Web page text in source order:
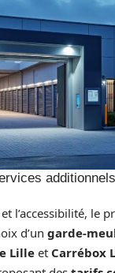
additionnels
l’accessibilité, le
d’un garde-
Lille et Carrébox